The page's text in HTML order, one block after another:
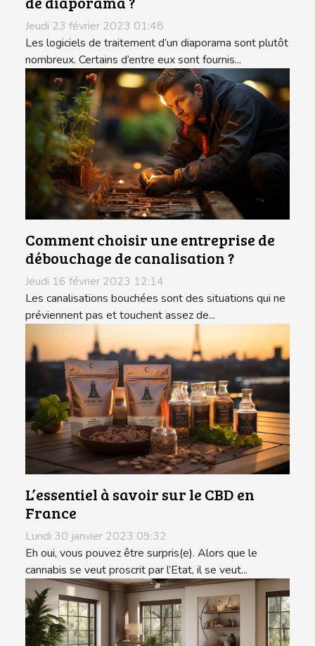
Jeudi 23 février 2023 01:48
Les logiciels de traitement d’un diaporama sont plutôt
nombreux. Certains d’entre eux sont fournis...
Comment choisir une entreprise de
débouchage de canalisation ?
Jeudi 16 février 2023 12:14
Les canalisations bouchées sont des situations qui ne
préviennent pas et touchent assez de...
L’essentiel à savoir sur le CBD en
France
Lundi 30 janvier 2023 09:32
Eh oui, vous pouvez être surpris(e). Alors que le
cannabis se veut proscrit par l’Etat, il se veut...